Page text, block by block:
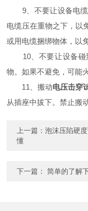
9、不要让设备电缆
电缆压在重物之下，以
或用电缆捆绑物体，以
10、不要让设备碰
物。如果不避免，可能
11、搬动电压击穿
从插座中拔下。禁止搬
上一篇：泡沫压陷硬
懂
下一篇：简单的了解